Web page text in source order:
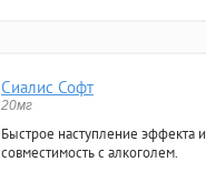
Сиалис Софт
20мг
Быстрое наступление эффекта и
совместимость с алкоголем.